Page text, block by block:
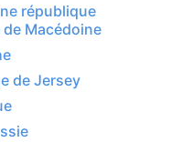
république
Macédoine
de Jersey